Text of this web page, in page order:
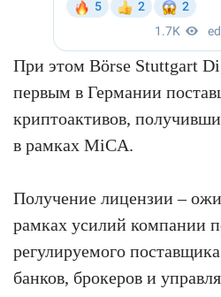
При этом Börse Stuttgart
первым в Германии
криптоактивов,
в рамках MiCA.
Получение лицензии –
рамках усилий компании
регулируемого
банков, брокеров и